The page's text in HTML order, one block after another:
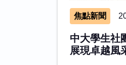
焦點新聞
中大學生
展現卓越風